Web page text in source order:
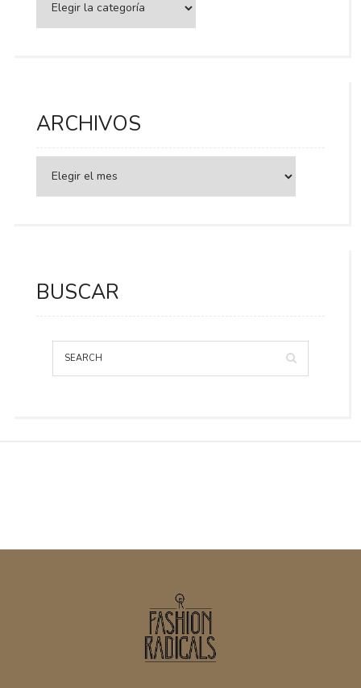
ARCHIVOS
BUSCAR